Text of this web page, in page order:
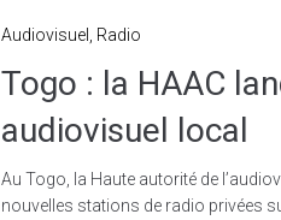
Audiovisuel Radio
Togo : la HAAC
audiovisuel local
Au Togo, la Haute autorité de
nouvelles stations de radio privées